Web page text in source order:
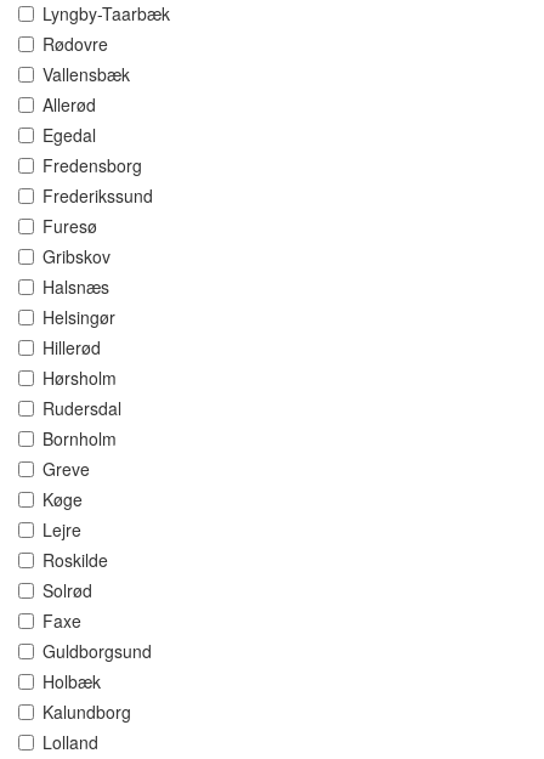
Lyngby-Taarbæk
Rødovre
Vallensbæk
Allerød
Egedal
Fredensborg
Frederikssund
Furesø
Gribskov
Halsnæs
Helsingør
Hillerød
Hørsholm
Rudersdal
Bornholm
Greve
Køge
Lejre
Roskilde
Solrød
Faxe
Guldborgsund
Holbæk
Kalundborg
Lolland